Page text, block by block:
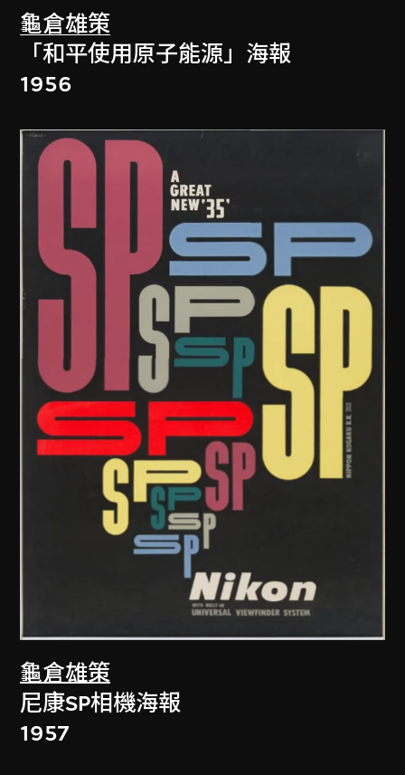
龜倉雄策
「和平使用原子能源」海報
1956
龜倉雄策
尼康SP相機海報
1957